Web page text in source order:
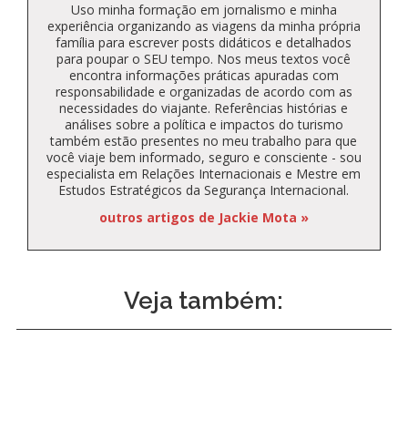
Uso minha formação em jornalismo e minha
experiência organizando as viagens da minha própria
família para escrever posts didáticos e detalhados
para poupar o SEU tempo. Nos meus textos você
encontra informações práticas apuradas com
responsabilidade e organizadas de acordo com as
necessidades do viajante. Referências histórias e
análises sobre a política e impactos do turismo
também estão presentes no meu trabalho para que
você viaje bem informado, seguro e consciente - sou
especialista em Relações Internacionais e Mestre em
Estudos Estratégicos da Segurança Internacional.
outros artigos de Jackie Mota »
Veja também: